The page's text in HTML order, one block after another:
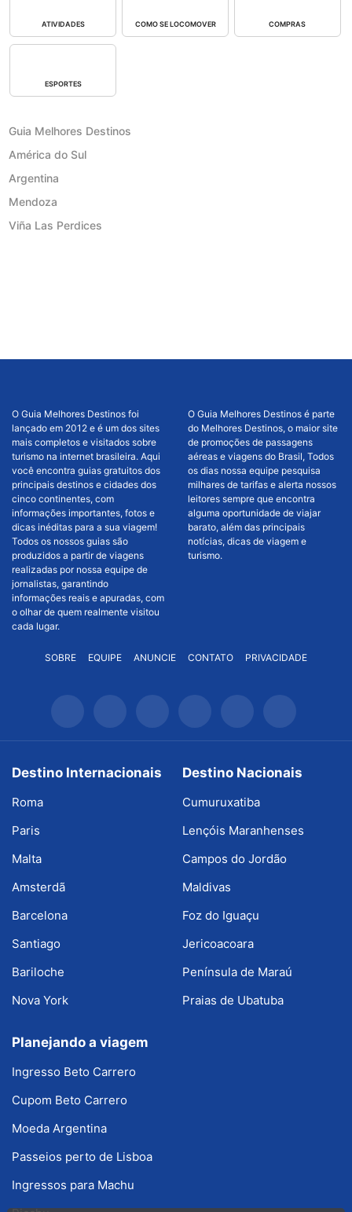
ATIVIDADES COMO SE LOCOMOVER COMPRAS
ESPORTES
Guia Melhores Destinos
América do Sul
Argentina
Mendoza
Viña Las Perdices
O Guia Melhores Destinos foi
lançado em 2012 e é um dos sites
mais completos e visitados sobre
turismo na internet brasileira. Aqui
você encontra guias gratuitos dos
principais destinos e cidades dos
cinco continentes, com
informações importantes, fotos e
dicas inéditas para a sua viagem!
Todos os nossos guias são
produzidos a partir de viagens
realizadas por nossa equipe de
jornalistas, garantindo
informações reais e apuradas, com
o olhar de quem realmente visitou
cada lugar.
O Guia Melhores Destinos é parte
do Melhores Destinos, o maior site
de promoções de passagens
aéreas e viagens do Brasil, Todos
os dias nossa equipe pesquisa
milhares de tarifas e alerta nossos
leitores sempre que encontra
alguma oportunidade de viajar
barato, além das principais
notícias, dicas de viagem e
turismo.
SOBRE EQUIPE ANUNCIE CONTATO PRIVACIDADE
Destino Internacionais
Roma
Paris
Malta
Amsterdã
Barcelona
Santiago
Bariloche
Nova York
Destino Nacionais
Cumuruxatiba
Lençóis Maranhenses
Campos do Jordão
Maldivas
Foz do Iguaçu
Jericoacoara
Península de Maraú
Praias de Ubatuba
Planejando a viagem
Ingresso Beto Carrero
Cupom Beto Carrero
Moeda Argentina
Passeios perto de Lisboa
Ingressos para Machu